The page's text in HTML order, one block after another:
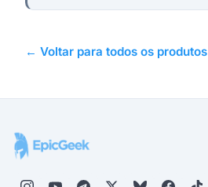
← Voltar para todos os produtos